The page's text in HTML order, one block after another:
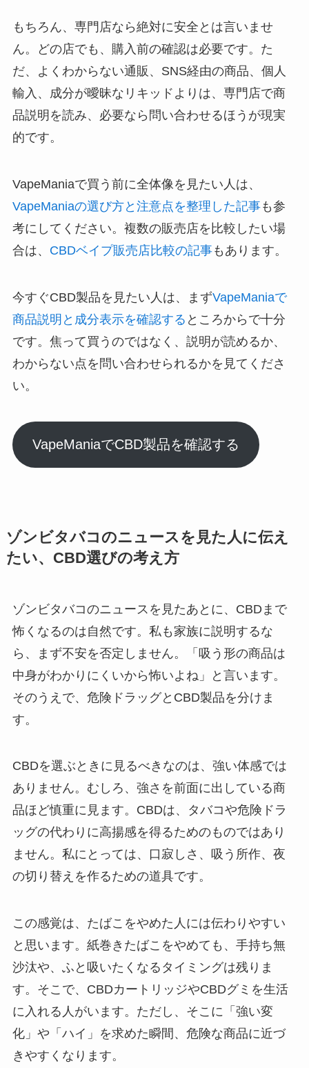
もちろん、専門店なら絶対に安全とは言いませ
ん。どの店でも、購入前の確認は必要です。た
だ、よくわからない通販、SNS経由の商品、個人
輸入、成分が曖昧なリキッドよりは、専門店で商
品説明を読み、必要なら問い合わせるほうが現実
的です。
VapeManiaで買う前に全体像を見たい人は、
VapeManiaの選び方と注意点を整理した記事も参
考にしてください。複数の販売店を比較したい場
合は、 CBDベイプ販売店比較の記事もあります。
今すぐCBD製品を見たい人は、まずVapeManiaで
商品説明と成分表示を確認する ところからで十分
です。焦って買うのではなく、説明が読めるか、
わからない点を問い合わせられるかを見てくださ
い。
VapeManiaでCBD製品を確認する
ゾンビタバコのニュースを見た人に伝え
たい、CBD選びの考え方
ゾンビタバコのニュースを見たあとに、CBDまで
怖くなるのは自然です。私も家族に説明するな
ら、まず不安を否定しません。「吸う形の商品は
中身がわかりにくいから怖いよね」と言います。
そのうえで、危険ドラッグとCBD製品を分けま
す。
CBDを選ぶときに見るべきなのは、強い体感では
ありません。むしろ、強さを前面に出している商
品ほど慎重に見ます。CBDは、タバコや危険ドラ
ッグの代わりに高揚感を得るためのものではあり
ません。私にとっては、口寂しさ、吸う所作、夜
の切り替えを作るための道具です。
この感覚は、たばこをやめた人には伝わりやすい
と思います。紙巻きたばこをやめても、手持ち無
沙汰や、ふと吸いたくなるタイミングは残りま
す。そこで、CBDカートリッジやCBDグミを生活
に入れる人がいます。ただし、そこに「強い変
化」や「ハイ」を求めた瞬間、危険な商品に近づ
きやすくなります。